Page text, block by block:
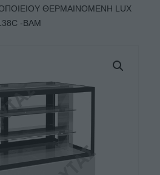
ΘΕΡΜΑΙΝΟΜΕΝΗ LUX
-BAM